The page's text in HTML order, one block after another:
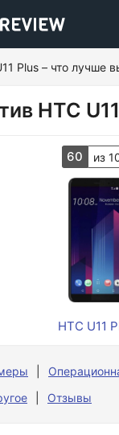
Plus – что лучше
HTC
60 из
HTC U11
Отзывы